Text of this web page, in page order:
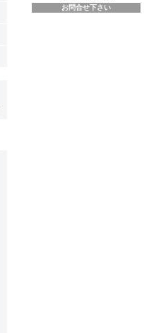
お問合せ下さい